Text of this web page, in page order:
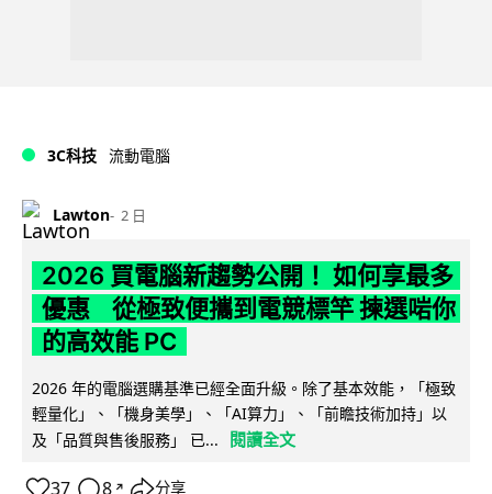
3C科技 流動電腦
Lawton 2 日
2026 買電腦新趨勢公開！ 如何享最多
優惠 從極致便攜到電競標竿 揀選啱你
的高效能 PC
2026 年的電腦選購基準已經全面升級。除了基本效能，「極致
輕量化」、「機身美學」、「AI算力」、「前瞻技術加持」以
及「品質與售後服務」 已...
閱讀全文
37 8 ↗ 分享